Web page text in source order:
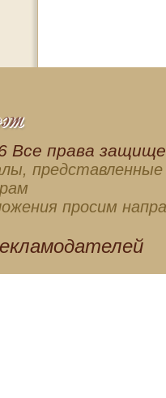
Все права
представленные
просим